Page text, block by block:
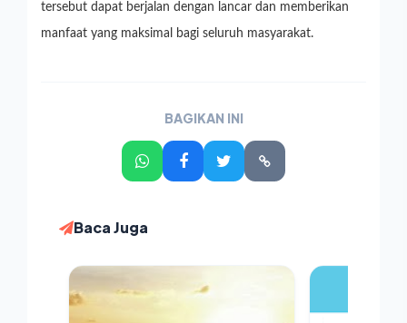
tersebut dapat berjalan dengan lancar dan memberikan
manfaat yang maksimal bagi seluruh masyarakat.
BAGIKAN INI
Baca Juga